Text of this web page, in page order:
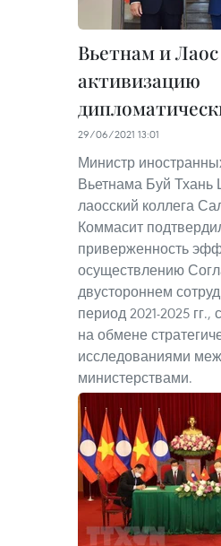
Вьетнам и Лаос
активизацию
29/06/2021 13:01
Министр
Вьетнама Буй Тхань
лаосский коллега
Коммасит
приверженность
осуществлению
двустороннем
период 2021-2025 гг.,
на обмене
исследованиями
министерствами.